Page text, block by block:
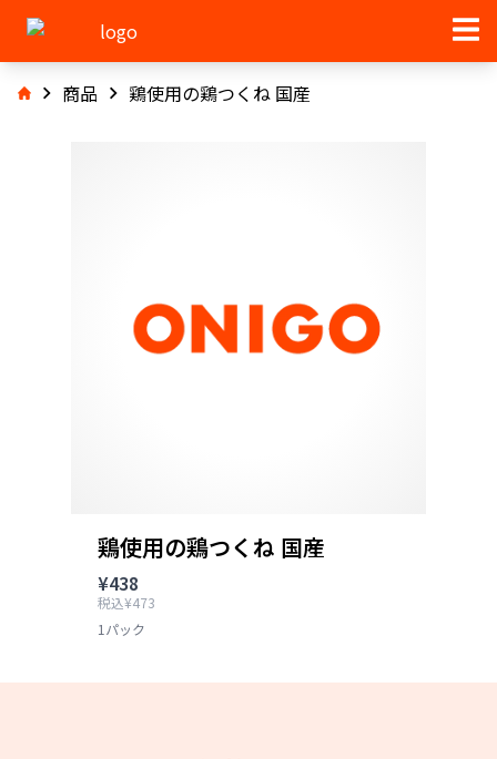
商品 鶏使用の鶏つくね 国産
鶏使用の鶏つくね 国産
¥438
税込¥473
1パック